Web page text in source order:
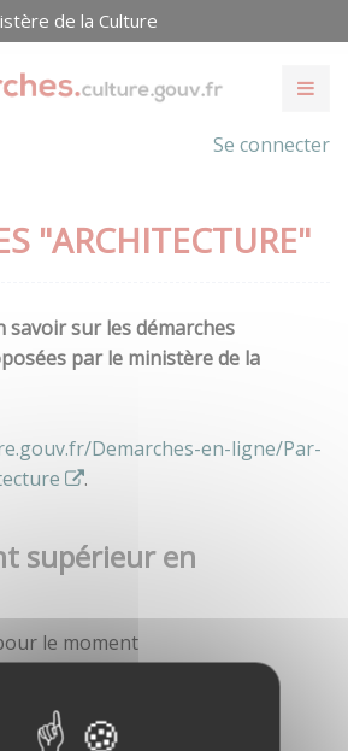
de la Culture
Se connecter
"ARCHITECTURE"
savoir sur les démarches
par le ministère de la
Demarches-en-ligne/Par-
.
supérieur en
le moment
le moment